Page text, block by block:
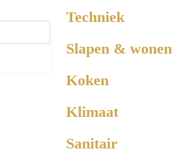
Techniek
Slapen & wonen
Koken
Klimaat
Sanitair